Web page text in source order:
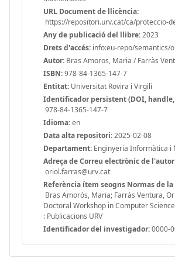
URL Document de llicència:
https://repositori.urv.cat/ca/proteccio-
Any de publicació del llibre:2023
Drets d'accés: info:eu-repo/semantics/
Autor: Bras Amoros, Maria / Farràs
ISBN:978-84-1365-147-7
Entitat: Universitat Rovira i Virgili
Identificador persistent (DOI, handle,
978-84-1365-147-7
Idioma:en
Data alta repositori:2025-02-08
Departament: Enginyeria Informàtica i
Adreça de Correu electrònic de
oriol.farras@urv.cat
Referència ítem seogns Normas de la
Bras Amorós, Maria; Farràs Ventura,
Doctoral Workshop in Computer
: Publicacions URV
Identificador del investigador:0000-